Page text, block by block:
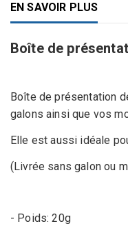
EN SAVOIR PLUS
Boîte de
Boîte de présentation
galons ainsi que vos
Elle est aussi idéale
(Livrée sans galon ou
- Poids: 20g